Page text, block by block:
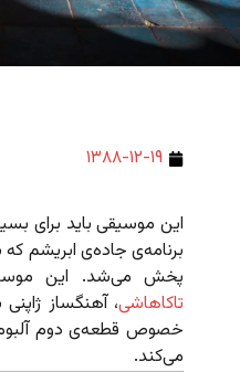
۱۳۸۸-۱۲-۱۹
این موسیقی باید برای
برنامه‌ی جاده‌ی ابریشم
پخش می‌شد. این
تاکاهاشی، آهنگساز
خصوص قطعه‌ی دوم
می‌کند.